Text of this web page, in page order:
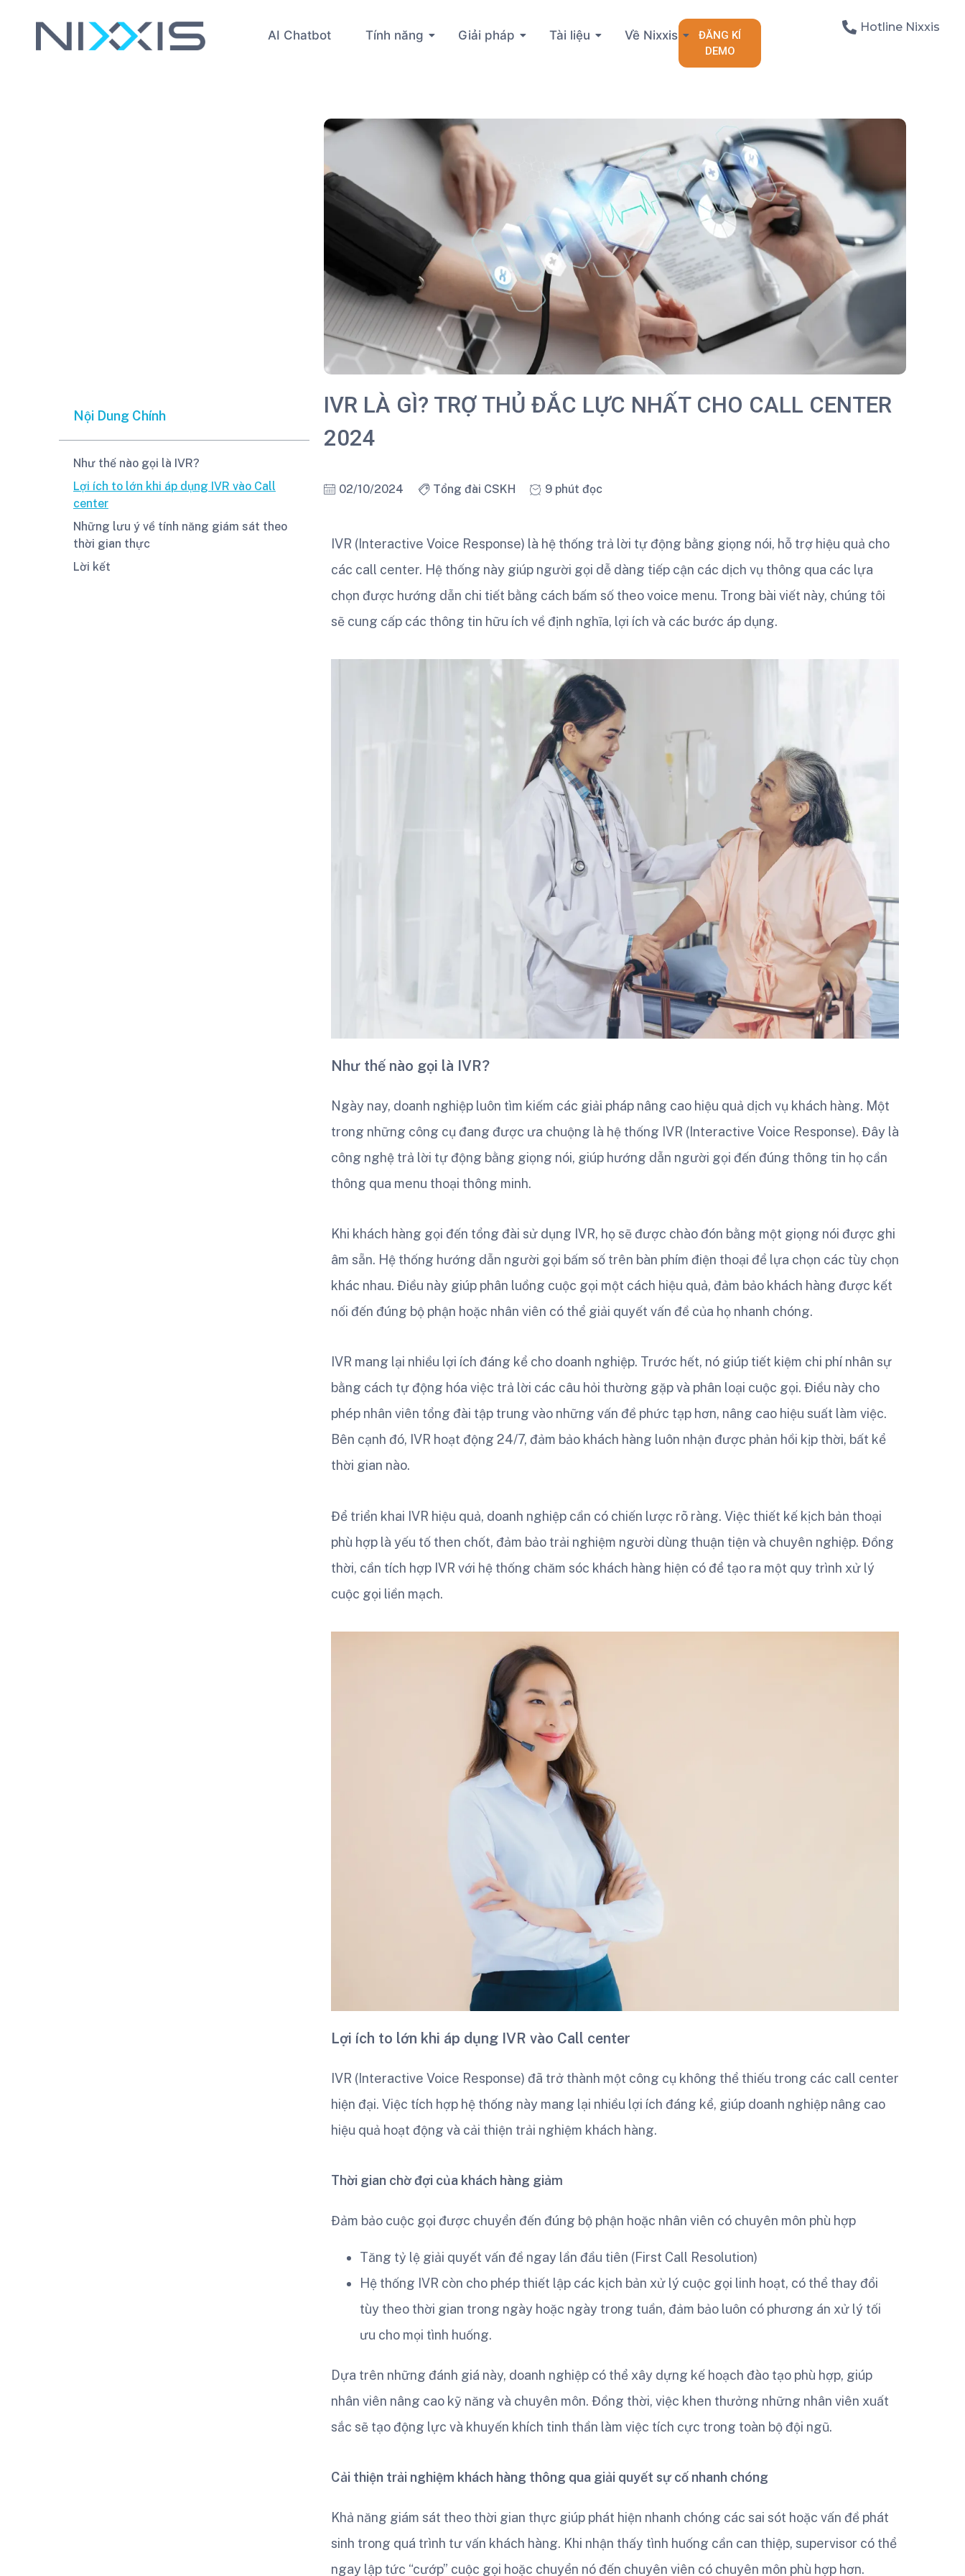
AI Chatbot Tính năng Giải pháp Tài liệu Về Nixxis
ĐĂNG KÍ
DEMO
Hotline Nixxis
Nội Dung Chính
Như thế nào gọi là IVR?
Lợi ích to lớn khi áp dụng IVR vào Call
center
Những lưu ý về tính năng giám sát theo
thời gian thực
Lời kết
IVR LÀ GÌ? TRỢ THỦ ĐẮC LỰC NHẤT CHO CALL CENTER
2024
02/10/2024 Tổng đài CSKH 9 phút đọc
IVR (Interactive Voice Response) là hệ thống trả lời tự động bằng giọng nói, hỗ trợ hiệu quả cho
các call center. Hệ thống này giúp người gọi dễ dàng tiếp cận các dịch vụ thông qua các lựa
chọn được hướng dẫn chi tiết bằng cách bấm số theo voice menu. Trong bài viết này, chúng tôi
sẽ cung cấp các thông tin hữu ích về định nghĩa, lợi ích và các bước áp dụng.
Như thế nào gọi là IVR?
Ngày nay, doanh nghiệp luôn tìm kiếm các giải pháp nâng cao hiệu quả dịch vụ khách hàng. Một
trong những công cụ đang được ưa chuộng là hệ thống IVR (Interactive Voice Response). Đây là
công nghệ trả lời tự động bằng giọng nói, giúp hướng dẫn người gọi đến đúng thông tin họ cần
thông qua menu thoại thông minh.
Khi khách hàng gọi đến tổng đài sử dụng IVR, họ sẽ được chào đón bằng một giọng nói được ghi
âm sẵn. Hệ thống hướng dẫn người gọi bấm số trên bàn phím điện thoại để lựa chọn các tùy chọn
khác nhau. Điều này giúp phân luồng cuộc gọi một cách hiệu quả, đảm bảo khách hàng được kết
nối đến đúng bộ phận hoặc nhân viên có thể giải quyết vấn đề của họ nhanh chóng.
IVR mang lại nhiều lợi ích đáng kể cho doanh nghiệp. Trước hết, nó giúp tiết kiệm chi phí nhân sự
bằng cách tự động hóa việc trả lời các câu hỏi thường gặp và phân loại cuộc gọi. Điều này cho
phép nhân viên tổng đài tập trung vào những vấn đề phức tạp hơn, nâng cao hiệu suất làm việc.
Bên cạnh đó, IVR hoạt động 24/7, đảm bảo khách hàng luôn nhận được phản hồi kịp thời, bất kể
thời gian nào.
Để triển khai IVR hiệu quả, doanh nghiệp cần có chiến lược rõ ràng. Việc thiết kế kịch bản thoại
phù hợp là yếu tố then chốt, đảm bảo trải nghiệm người dùng thuận tiện và chuyên nghiệp. Đồng
thời, cần tích hợp IVR với hệ thống chăm sóc khách hàng hiện có để tạo ra một quy trình xử lý
cuộc gọi liền mạch.
Lợi ích to lớn khi áp dụng IVR vào Call center
IVR (Interactive Voice Response) đã trở thành một công cụ không thể thiếu trong các call center
hiện đại. Việc tích hợp hệ thống này mang lại nhiều lợi ích đáng kể, giúp doanh nghiệp nâng cao
hiệu quả hoạt động và cải thiện trải nghiệm khách hàng.
Thời gian chờ đợi của khách hàng giảm
Đảm bảo cuộc gọi được chuyển đến đúng bộ phận hoặc nhân viên có chuyên môn phù hợp
Tăng tỷ lệ giải quyết vấn đề ngay lần đầu tiên (First Call Resolution)
Hệ thống IVR còn cho phép thiết lập các kịch bản xử lý cuộc gọi linh hoạt, có thể thay đổi
tùy theo thời gian trong ngày hoặc ngày trong tuần, đảm bảo luôn có phương án xử lý tối
ưu cho mọi tình huống.
Dựa trên những đánh giá này, doanh nghiệp có thể xây dựng kế hoạch đào tạo phù hợp, giúp
nhân viên nâng cao kỹ năng và chuyên môn. Đồng thời, việc khen thưởng những nhân viên xuất
sắc sẽ tạo động lực và khuyến khích tinh thần làm việc tích cực trong toàn bộ đội ngũ.
Cải thiện trải nghiệm khách hàng thông qua giải quyết sự cố nhanh chóng
Khả năng giám sát theo thời gian thực giúp phát hiện nhanh chóng các sai sót hoặc vấn đề phát
sinh trong quá trình tư vấn khách hàng. Khi nhận thấy tình huống cần can thiệp, supervisor có thể
ngay lập tức “cướp” cuộc gọi hoặc chuyển nó đến chuyên viên có chuyên môn phù hợp hơn.